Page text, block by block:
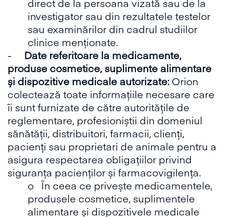
direct de la persoana vizată sau de la
investigator sau din rezultatele testelor
sau examinărilor din cadrul studiilor
clinice menționate.
- Date referitoare la medicamente,
produse cosmetice, suplimente alimentare
și dispozitive medicale autorizate: Orion
colectează toate informațiile necesare care
îi sunt furnizate de către autoritățile de
reglementare, profesioniștii din domeniul
sănătății, distribuitori, farmacii, clienți,
pacienți sau proprietari de animale pentru a
asigura respectarea obligațiilor privind
siguranța pacienților și farmacovigilența.
o În ceea ce privește medicamentele,
produsele cosmetice, suplimentele
alimentare și dispozitivele medicale